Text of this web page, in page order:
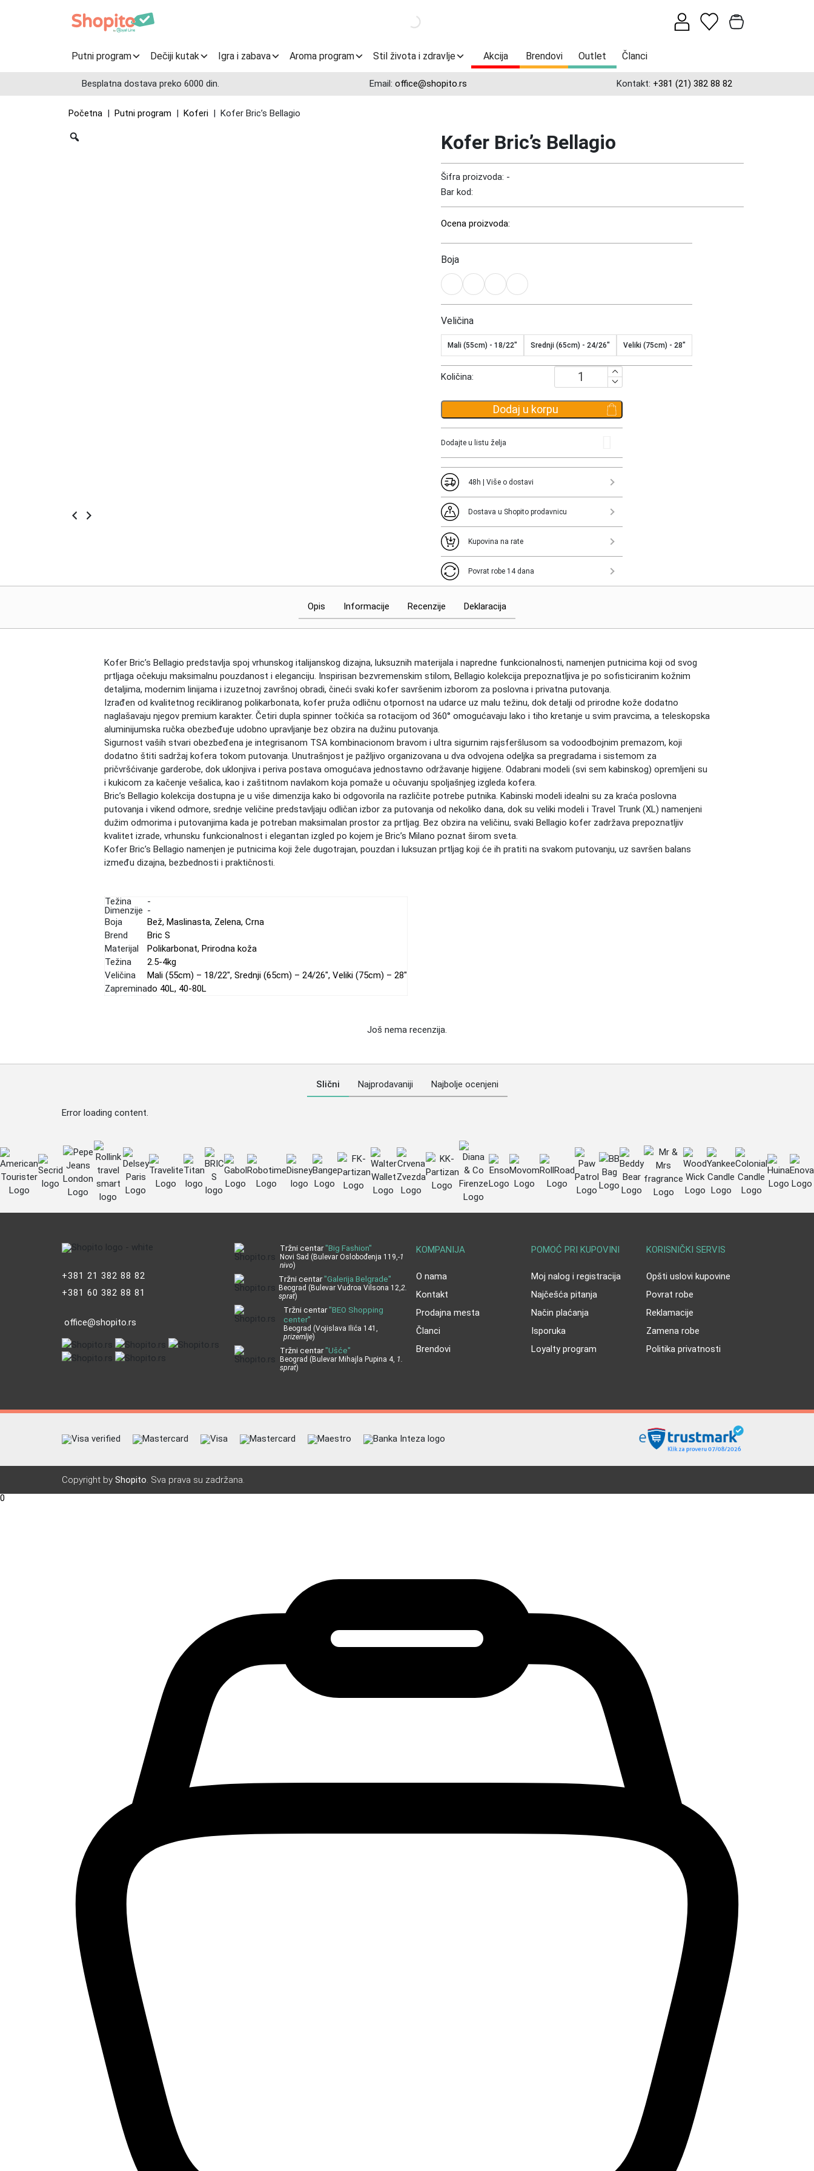
Putni program Dečiji kutak Igra i zabava Aroma program Stil života i zdravlje Akcija Brendovi Outlet Članci
Besplatna dostava preko 6000 din. Email: office@shopito.rs Kontakt: +381 (21) 382 88 82
Početna |Putni program |Koferi | Kofer Bric’s Bellagio
Kofer Bric’s Bellagio
Bar kod:
Šifra proizvoda: -
Ocena proizvoda:
Boja
Veličina
Mali (55cm) - 18/22" Srednji (65cm) - 24/26" Veliki (75cm) - 28"
Količina:
Bric's
Bellagio
količina
Dodaj u korpu
Dodajte u listu želja
48h | Više o dostavi
Dostava u Shopito prodavnicu
Kupovina na rate
Povrat robe 14 dana
Opis Deklaracija
Informacije Recenzije
Kofer Bric’s Bellagio predstavlja spoj vrhunskog italijanskog dizajna, luksuznih materijala i napredne funkcionalnosti, namenjen putnicima koji od svog
prtljaga očekuju maksimalnu pouzdanost i eleganciju. Inspirisan bezvremenskim stilom, Bellagio kolekcija prepoznatljiva je po sofisticiranim kožnim
detaljima, modernim linijama i izuzetnoj završnoj obradi, čineći svaki kofer savršenim izborom za poslovna i privatna putovanja.
Izrađen od kvalitetnog recikliranog polikarbonata, kofer pruža odličnu otpornost na udarce uz malu težinu, dok detalji od prirodne kože dodatno
naglašavaju njegov premium karakter. Četiri dupla spinner točkića sa rotacijom od 360° omogućavaju lako i tiho kretanje u svim pravcima, a teleskopska
aluminijumska ručka obezbeđuje udobno upravljanje bez obzira na dužinu putovanja.
Sigurnost vaših stvari obezbeđena je integrisanom TSA kombinacionom bravom i ultra sigurnim rajsferšlusom sa vodoodbojnim premazom, koji
dodatno štiti sadržaj kofera tokom putovanja. Unutrašnjost je pažljivo organizovana u dva odvojena odeljka sa pregradama i sistemom za
pričvršćivanje garderobe, dok uklonjiva i periva postava omogućava jednostavno održavanje higijene. Odabrani modeli (svi sem kabinskog) opremljeni su
i kukicom za kačenje vešalica, kao i zaštitnom navlakom koja pomaže u očuvanju spoljašnjeg izgleda kofera.
Bric’s Bellagio kolekcija dostupna je u više dimenzija kako bi odgovorila na različite potrebe putnika. Kabinski modeli idealni su za kraća poslovna
putovanja i vikend odmore, srednje veličine predstavljaju odličan izbor za putovanja od nekoliko dana, dok su veliki modeli i Travel Trunk (XL) namenjeni
dužim odmorima i putovanjima kada je potreban maksimalan prostor za prtljag. Bez obzira na veličinu, svaki Bellagio kofer zadržava prepoznatljiv
kvalitet izrade, vrhunsku funkcionalnost i elegantan izgled po kojem je Bric’s Milano poznat širom sveta.
Kofer Bric’s Bellagio namenjen je putnicima koji žele dugotrajan, pouzdan i luksuzan prtljag koji će ih pratiti na svakom putovanju, uz savršen balans
između dizajna, bezbednosti i praktičnosti.
Težina
-
Dimenzije -
Boja
Bež, Maslinasta, Zelena, Crna
Brend
Bric S
Materijal
Polikarbonat, Prirodna koža
Težina
2.5-4kg
Veličina
Mali (55cm) – 18/22", Srednji (65cm) – 24/26", Veliki (75cm) – 28"
Zapreminado 40L, 40-80L
Još nema recenzija.
Slični Najprodavaniji Najbolje ocenjeni
Error loading content.
+381 21 382 88 82
+381 60 382 88 81
office@shopito.rs
Tržni centar"Big Fashion"
Novi Sad (Bulevar Oslobođenja 119,-1
nivo)
Tržni centar"Galerija Belgrade"
Beograd (Bulevar Vudroa Vilsona 12, 2.
sprat)
Tržni centar"BEO Shopping
center"
Beograd (Vojislava Ilića 141,
prizemlje)
Tržni centar"Ušće"
Beograd (Bulevar Mihajla Pupina 4, 1.
sprat)
KOMPANIJA
O nama
Kontakt
Prodajna mesta
Članci
Brendovi
POMOĆ PRI KUPOVINI
Moj nalog i registracija
Najčešća pitanja
Način plaćanja
Isporuka
Loyalty program
KORISNIČKI SERVIS
Opšti uslovi kupovine
Povrat robe
Reklamacije
Zamena robe
Politika privatnosti
Copyright by Shopito. Sva prava su zadržana.
0